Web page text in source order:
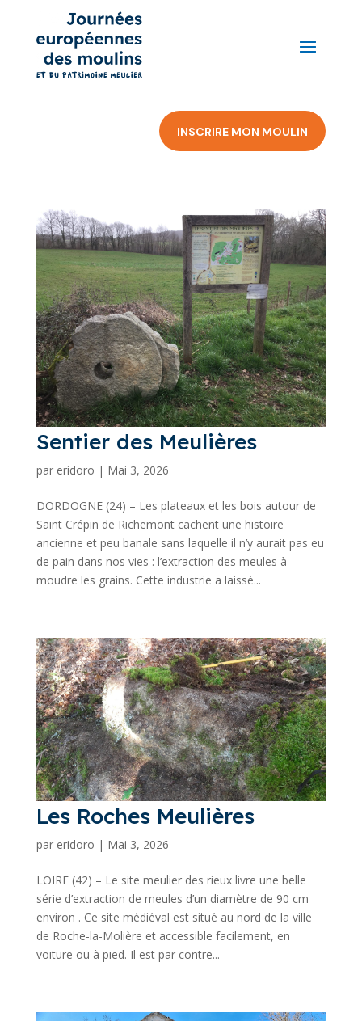
INSCRIRE MON MOULIN
Sentier des Meulières
par eridoro | Mai 3, 2026
DORDOGNE (24) – Les plateaux et les bois autour de
Saint Crépin de Richemont cachent une histoire
ancienne et peu banale sans laquelle il n’y aurait pas eu
de pain dans nos vies : l’extraction des meules à
moudre les grains. Cette industrie a laissé...
Les Roches Meulières
par eridoro | Mai 3, 2026
LOIRE (42) – Le site meulier des rieux livre une belle
série d’extraction de meules d’un diamètre de 90 cm
environ . Ce site médiéval est situé au nord de la ville
de Roche-la-Molière et accessible facilement, en
voiture ou à pied. Il est par contre...